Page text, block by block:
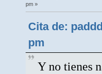
pm »
Cita de:
pm
Y no tienes